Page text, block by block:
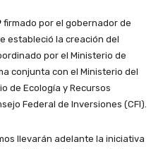
firmado por el gobernador de
estableció la creación del
por el Ministerio de
conjunta con el Ministerio del
de Ecología y Recursos
Federal de Inversiones (CFI).
llevarán adelante la iniciativa